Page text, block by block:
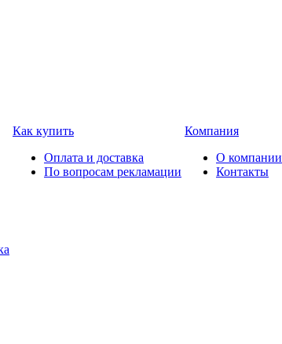
Как купить
Оплата и доставка
По вопросам рекламации
Компания
О компании
Контакты